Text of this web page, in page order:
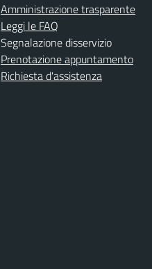
Amministrazione trasparente
Leggi le FAQ
Segnalazione disservizio
Prenotazione appuntamento
Richiesta d'assistenza